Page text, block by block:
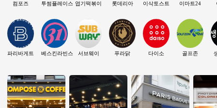
컴포즈
파리바게트
투썸플레이스
베스킨라빈스
엽기떡볶이
서브웨이
롯데리아
푸라닭
이삭토스트
다이소
이마트24
골프존